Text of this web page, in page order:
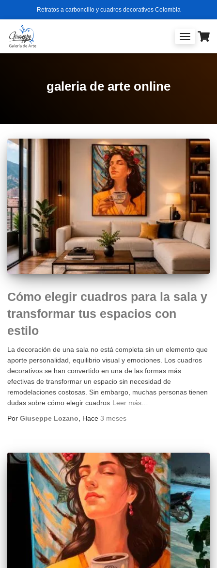
Retratos a carboncillo y cuadros decorativos Colombia
TOGGLE
galeria de arte online
Cómo elegir cuadros para la sala y
transformar tus espacios con
estilo
La decoración de una sala no está completa sin un elemento que
aporte personalidad, equilibrio visual y emociones. Los cuadros
decorativos se han convertido en una de las formas más
efectivas de transformar un espacio sin necesidad de
remodelaciones costosas. Sin embargo, muchas personas tienen
dudas sobre cómo elegir cuadros Leer más…
Por Giuseppe Lozano , Hace 3 meses